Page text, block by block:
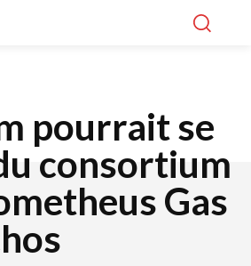
pourrait se
consortium
Gas